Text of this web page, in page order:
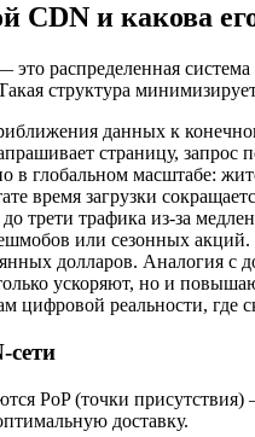
CDN и какова
распределенная
структура
данных к
страницу,
в глобальном масштабе:
время загрузки
трети трафика из-за
или сезонных
долларов. Аналогия с
ускоряют, но и
реальности, где
PoP (точки
доставку.